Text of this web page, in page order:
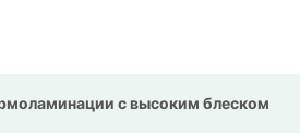
с высоким блеском